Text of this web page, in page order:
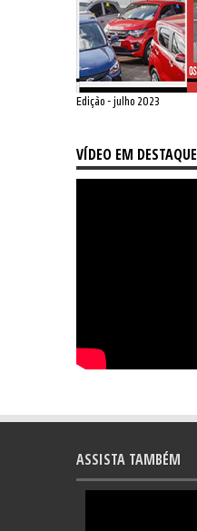
Edição - julho 2023
VÍDEO EM DESTAQUE
ASSISTA TAMBÉM